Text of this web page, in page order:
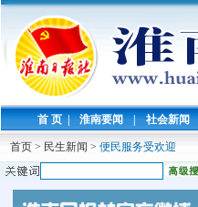
首 页 | 淮南要闻 | 社会新闻
首页 > 民生新闻 > 便民服务受欢迎